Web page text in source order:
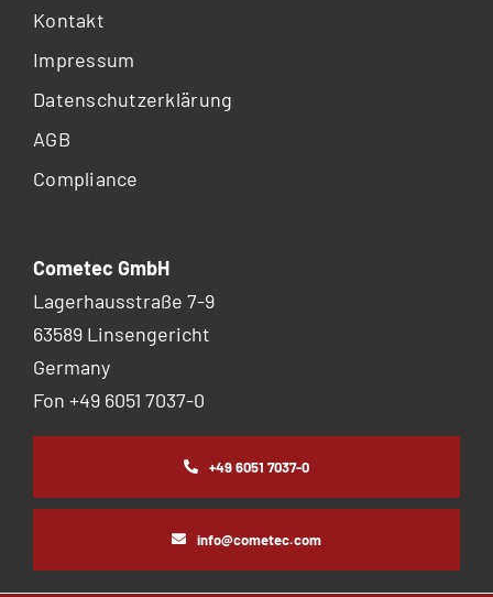
Kontakt
Impressum
Datenschutzerklärung
AGB
Compliance
Cometec GmbH
Lagerhausstraße 7-9
63589 Linsengericht
Germany
Fon +49 6051 7037-0
+49 6051 7037-0
info@cometec.com